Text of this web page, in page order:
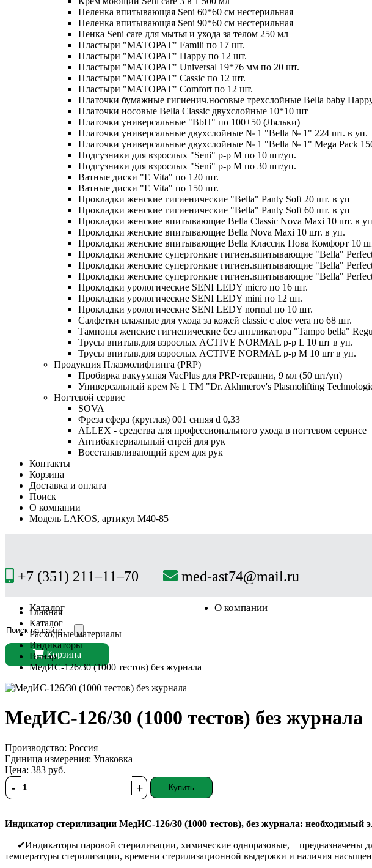
Пеленка впитывающая Seni 60*60 см нестерильная
Пеленка впитывающая Seni 90*60 см нестерильная
Пенка Seni care для мытья и ухода за телом 250 мл
Пластыри "МАТОРАТ" Famili по 17 шт.
Пластыри "МАТОРАТ" Happy по 12 шт.
Пластыри "МАТОРАТ" Universal 19*76 мм по 20 шт.
Пластыри "МАТОРАТ" Сassic по 12 шт.
Пластыри "МАТОРАТ" Сomfort по 12 шт.
Платочки бумажные гигиенич.носовые трехслойные Bella baby
Платочки носовые Bella Classic двухслойные 10*10 шт
Платочки универсальные "BbH" по 100+50 (Ляльки)
Платочки универсальные двухслойные № 1 "Bella № 1" 224 шт. в уп.
Платочки универсальные двухслойные № 1 "Bella № 1" Mega Pack
Подгузники для взрослых "Seni" р-р М по 10 шт/уп.
Подгузники для взрослых "Seni" р-р М по 30 шт/уп.
Ватные диски "E Vita" по 120 шт.
Ватные диски "E Vita" по 150 шт.
Прокладки женские гигиенические "Bella" Panty Soft 20 шт. в уп
Прокладки женские гигиенические "Bella" Panty Soft 60 шт. в уп
Прокладки женские впитывающие Bella Classic Nova Maxi 10 шт. в
Прокладки женские впитывающие Bella Nova Maxi 10 шт. в уп.
Прокладки женские впитывающие Bella Классик Нова Комфорт 10
Прокладки женские супертонкие гигиен.впитывающие "Bella"
Прокладки женские супертонкие гигиен.впитывающие "Bella"
Прокладки женские супертонкие гигиен.впитывающие "Bella"
Прокладки урологические SENI LEDY micro по 16 шт.
Прокладки урологические SENI LEDY mini по 12 шт.
Прокладки урологические SENI LEDY normal по 10 шт.
Салфетки влажные для ухода за кожей classic c aloe vera по 68 шт.
Тампоны женские гигиенические без аппликатора "Tampo bella"
Трусы впитыв.для взрослых ACTIVE NORMAL р-р L 10 шт в уп.
Трусы впитыв.для взрослых ACTIVE NORMAL р-р М 10 шт в уп.
Продукция Плазмолифтинга (PRP)
Пробирка вакуумная VacPlus для PRP-терапии, 9 мл (50 шт/уп)
Универсальный крем № 1 ТМ "Dr. Akhmerov's Plasmolifting
Ногтевой сервис
SOVA
Фреза сфера (круглая) 001 синяя d 0,33
ALLEX - средства для профессионального ухода в ногтевом сервисе
Антибактериальный спрей для рук
Восстанавливающий крем для рук
Контакты
Корзина
Доставка и оплата
Поиск
О компании
Модель LAKOS, артикул М40-85
+7 (351) 211–11–70 med-ast74@mail.ru
Каталог О компании
Корзина
Главная
Каталог
Расходные материалы
Индикаторы
Винар
МедИС-126/30 (1000 тестов) без журнала
МедИС-126/30 (1000 тестов) без журнала
Производство: Россия
Единица измерения: Упаковка
Цена: 383 руб.
- + Купить
Индикатор стерилизации МедИС-126/30 (1000 тестов), без журнала: необходимый
✔Индикаторы паровой стерилизации, химические одноразовые, предназначены
температуры стерилизации, времени стерилизационной выдержки и наличия